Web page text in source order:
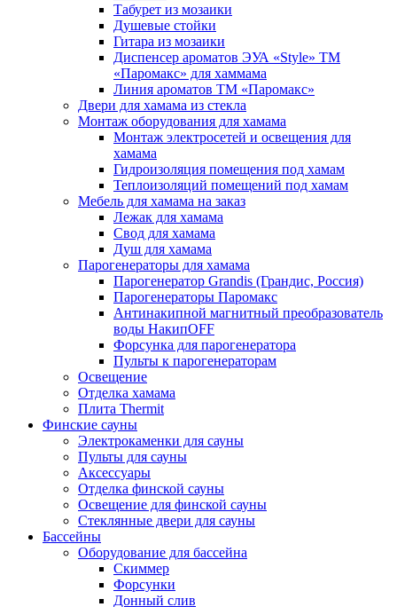
Табурет из мозаики
Душевые стойки
Гитара из мозаики
Диспенсер ароматов ЭУА «Style» ТМ
«Паромакс» для хаммама
Линия ароматов ТМ «Паромакс»
Двери для хамама из стекла
Монтаж оборудования для хамама
Монтаж электросетей и освещения для
хамама
Гидроизоляция помещения под хамам
Теплоизоляций помещений под хамам
Мебель для хамама на заказ
Лежак для хамама
Свод для хамама
Душ для хамама
Парогенераторы для хамама
Парогенератор Grandis (Грандис, Россия)
Парогенераторы Паромакс
Антинакипной магнитный преобразователь
воды НакипOFF
Форсунка для парогенератора
Пульты к парогенераторам
Освещение
Отделка хамама
Плита Thermit
Финские сауны
Электрокаменки для сауны
Пульты для сауны
Аксессуары
Отделка финской сауны
Освещение для финской сауны
Стеклянные двери для сауны
Бассейны
Оборудование для бассейна
Скиммер
Форсунки
Донный слив